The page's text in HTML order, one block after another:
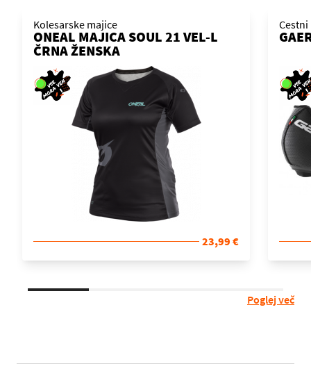
Kolesarske majice
ONEAL MAJICA SOUL 21 VEL-L
ČRNA ŽENSKA
23,99 €
Poglej več